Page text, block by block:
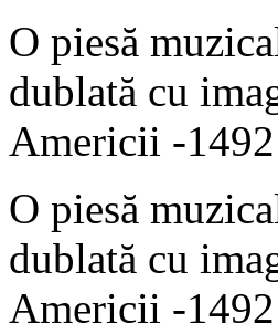
O piesă
dublată cu
Americii -1492
O piesă
dublată cu
Americii -1492